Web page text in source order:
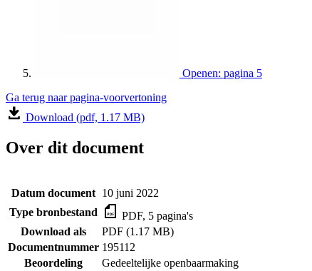
Openen: pagina 5
Ga terug naar pagina-voorvertoning
Download (pdf, 1.17 MB)
Over dit document
Datum document 10 juni 2022
Type bronbestand
PDF, 5 pagina's
Download als
PDF (1.17 MB)
Documentnummer 195112
Beoordeling
Gedeeltelijke openbaarmaking